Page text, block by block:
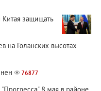
Китая защищать
на Голанских высотах
76877